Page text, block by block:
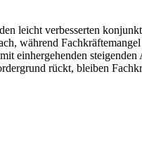
leicht verbesserten
während
einhergehenden
rückt, bleiben